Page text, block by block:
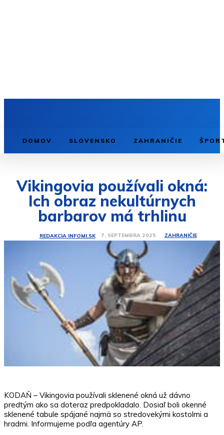
DOMOV SLOVENSKO ZAHRANIČIE
Vikingovia používali okná:
Ich obraz nekultúrnych
barbarov má trhlinu
REDAKCIA INFOMI.SK 7. SEPTEMBRA 2025 ZAHRANIČIE
KODAŇ – Vikingovia používali sklenené okná už dávno
predtým ako sa doteraz predpokladalo. Dosiaľ boli okenné
sklenené tabule spájané najmä so stredovekými kostolmi a
hradmi. Informujeme podľa agentúry AP.